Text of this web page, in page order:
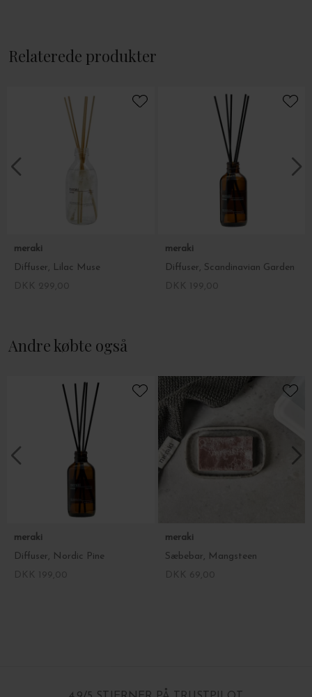
Relaterede produkter
meraki
Diffuser, Lilac Muse
meraki
Diffuser, Scandinavian Garden
Andre købte også
meraki
Diffuser, Nordic Pine
meraki
Sæbebar, Mangsteen